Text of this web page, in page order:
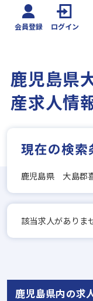
会員登録 ログイン
鹿児島県
産求人情
現在の検索
鹿児島県 大島郡
該当求人がありま
鹿児島県内の求